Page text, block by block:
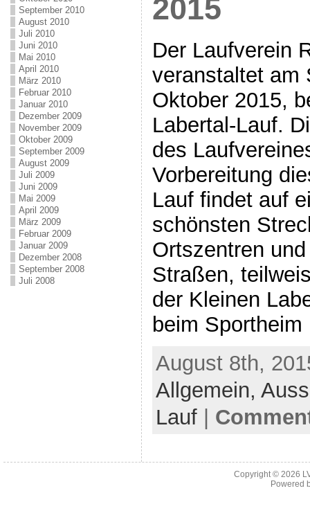
September 2010
August 2010
Juli 2010
Juni 2010
Mai 2010
April 2010
März 2010
Februar 2010
Januar 2010
Dezember 2009
November 2009
Oktober 2009
September 2009
August 2009
Juli 2009
Juni 2009
Mai 2009
April 2009
März 2009
Februar 2009
Januar 2009
Dezember 2008
September 2008
Juli 2008
2015
Der Laufverein
veranstaltet am
Oktober 2015,
Labertal-Lauf.
des
Vorbereitung
Lauf findet auf
schönsten
Ortszentren
Straßen,
der Kleinen
beim
August 8th,
Allgemein,
Lauf|
Copyright © 2026
Powered